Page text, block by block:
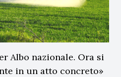
Albo nazionale. Ora si
in un atto concreto»